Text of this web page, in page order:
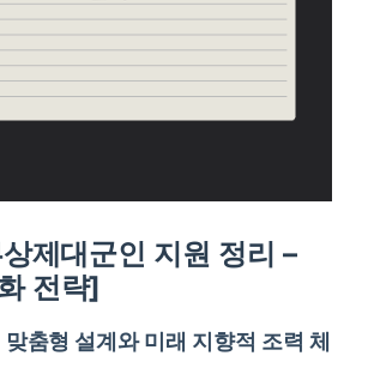
제대군인 지원 정리 –
전략]
춤형 설계와 미래 지향적 조력 체